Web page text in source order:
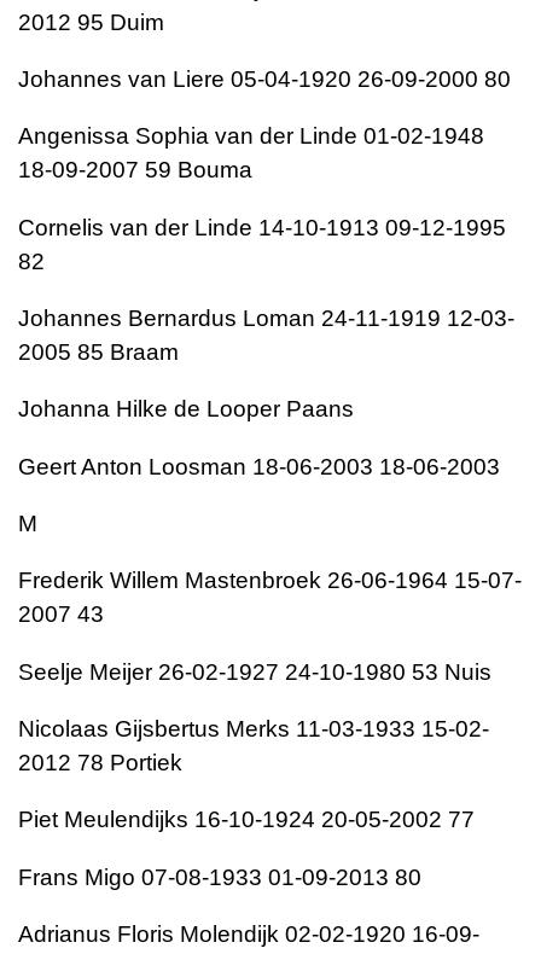
2012 95 Duim
Johannes van Liere 05-04-1920 26-09-2000 80
Angenissa Sophia van der Linde 01-02-1948
18-09-2007 59 Bouma
Cornelis van der Linde 14-10-1913 09-12-1995
82
Johannes Bernardus Loman 24-11-1919 12-03-
2005 85 Braam
Johanna Hilke de Looper Paans
Geert Anton Loosman 18-06-2003 18-06-2003
M
Frederik Willem Mastenbroek 26-06-1964 15-07-
2007 43
Seelje Meijer 26-02-1927 24-10-1980 53 Nuis
Nicolaas Gijsbertus Merks 11-03-1933 15-02-
2012 78 Portiek
Piet Meulendijks 16-10-1924 20-05-2002 77
Frans Migo 07-08-1933 01-09-2013 80
Adrianus Floris Molendijk 02-02-1920 16-09-